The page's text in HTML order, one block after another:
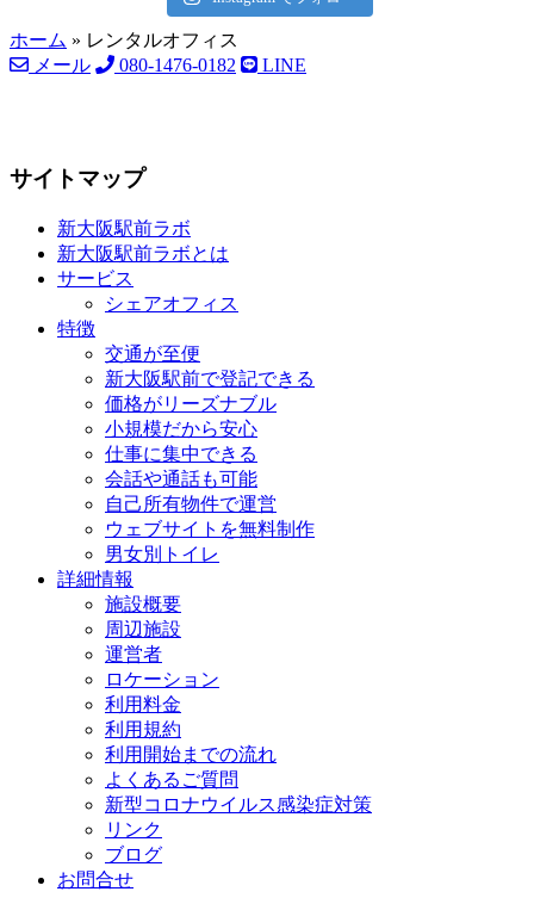
ホーム » レンタルオフィス
メール
080-1476-0182 LINE
サイトマップ
新大阪駅前ラボ
新大阪駅前ラボとは
サービス
シェアオフィス
特徴
交通が至便
新大阪駅前で登記できる
価格がリーズナブル
小規模だから安心
仕事に集中できる
会話や通話も可能
自己所有物件で運営
ウェブサイトを無料制作
男女別トイレ
詳細情報
施設概要
周辺施設
運営者
ロケーション
利用料金
利用規約
利用開始までの流れ
よくあるご質問
新型コロナウイルス感染症対策
リンク
ブログ
お問合せ